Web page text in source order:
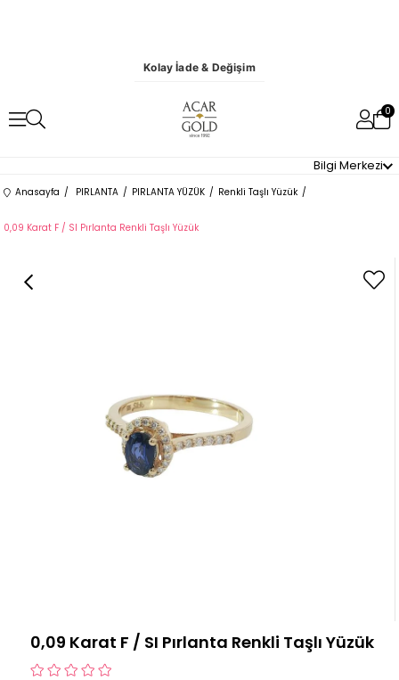
Kolay İade & Değişim
0
Bilgi Merkezi
Anasayfa PIRLANTA PIRLANTA YÜZÜK Renkli Taşlı Yüzük
0,09 Karat F / SI Pırlanta Renkli Taşlı Yüzük
0,09 Karat F / SI Pırlanta Renkli Taşlı Yüzük